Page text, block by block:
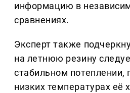
информацию в
сравнениях.
Эксперт также
на летнюю резину
стабильном потеплении,
низких температурах её